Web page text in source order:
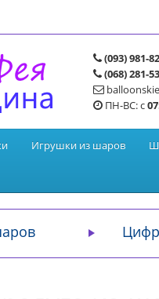
(093) 981-
(068) 281-
ПН-ВС: с
Игрушки из шаров